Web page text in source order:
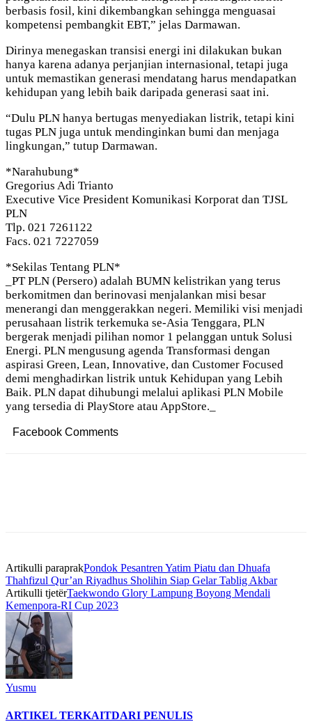
berbasis fosil, kini dikembangkan sehingga menguasai
kompetensi pembangkit EBT,” jelas Darmawan.
Dirinya menegaskan transisi energi ini dilakukan bukan
hanya karena adanya perjanjian internasional, tetapi juga
untuk memastikan generasi mendatang harus mendapatkan
kehidupan yang lebih baik daripada generasi saat ini.
“Dulu PLN hanya bertugas menyediakan listrik, tetapi kini
tugas PLN juga untuk mendinginkan bumi dan menjaga
lingkungan,” tutup Darmawan.
*Narahubung*
Gregorius Adi Trianto
Executive Vice President Komunikasi Korporat dan TJSL
PLN
Tlp. 021 7261122
Facs. 021 7227059
*Sekilas Tentang PLN*
_PT PLN (Persero) adalah BUMN kelistrikan yang terus
berkomitmen dan berinovasi menjalankan misi besar
menerangi dan menggerakkan negeri. Memiliki visi menjadi
perusahaan listrik terkemuka se-Asia Tenggara, PLN
bergerak menjadi pilihan nomor 1 pelanggan untuk Solusi
Energi. PLN mengusung agenda Transformasi dengan
aspirasi Green, Lean, Innovative, dan Customer Focused
demi menghadirkan listrik untuk Kehidupan yang Lebih
Baik. PLN dapat dihubungi melalui aplikasi PLN Mobile
yang tersedia di PlayStore atau AppStore._
Facebook Comments
Artikulli paraprakPondok Pesantren Yatim Piatu dan Dhuafa
Thahfizul Qur’an Riyadhus Sholihin Siap Gelar Tablig Akbar
Artikulli tjetërTaekwondo Glory Lampung Boyong Mendali
Kemenpora-RI Cup 2023
Yusmu
ARTIKEL TERKAITDARI PENULIS